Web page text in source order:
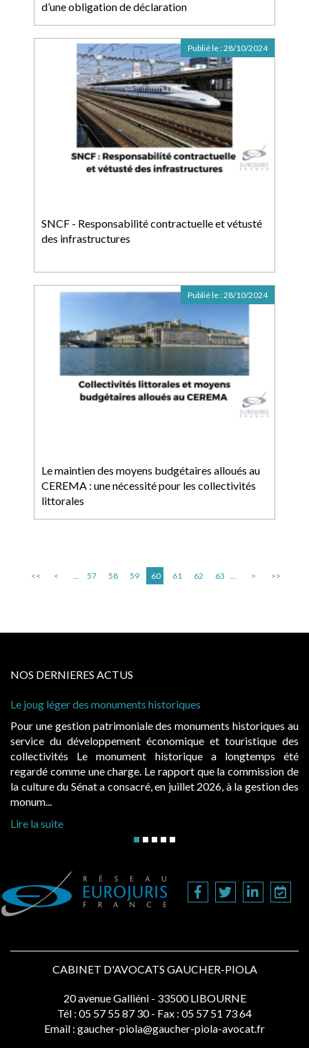
d’une obligation de déclaration
SNCF - Responsabilité contractuelle et vétusté
des infrastructures
Publié le :28/10/2024
Le maintien des moyens budgétaires alloués au
CEREMA : une nécessité pour les collectivités
littorales
Publié le :28/10/2024
<< < ... 57 58 59 60 61 62 63 ... > >>
NOS DERNIERES ACTUS
léger des monuments historiques
gestion patrimoniale des monuments historiques au
du développement économique et touristique des
Le monument historique a longtemps été
comme une charge. Le rapport que la commission de
du Sénat a consacré, en juillet 2026, à la gestion des
suite
public,
CABINET D'AVOCATS GAUCHER-PIOLA
20 avenue Galliéni - 33500 LIBOURNE
Tél : 05 57 55 87 30 - Fax : 05 57 51 73 64
Email : gaucher-piola@gaucher-piola-avocat.fr